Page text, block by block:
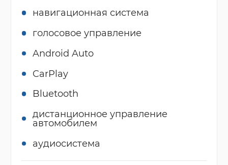
навигационная система
голосовое управление
Android Auto
CarPlay
Bluetooth
дистанционное управление
автомобилем
аудиосистема